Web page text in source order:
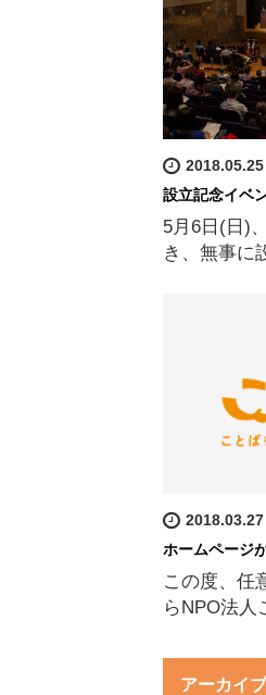
2018.05.25
設立記念イベ
5月6日(日)
き、無事に
2018.03.27
ホームページ
この度、任
らNPO法
アーカイブ